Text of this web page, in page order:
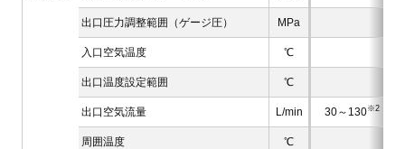
出口圧力調整範囲（ゲージ圧） MPa
入口空気温度 ℃
出口温度設定範囲 ℃
出口空気流量 L/min 30～130※2
周囲温度 ℃